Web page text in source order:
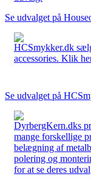
Se udvalget på
HCSmykker.dk
accessories. Klik
Se udvalget på
DyrbergKern.dks
mange forskellige
belægning af
polering og
for at se deres